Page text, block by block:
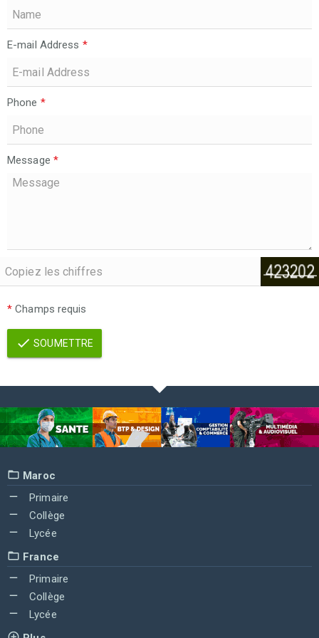
E-mail Address *
Phone *
Message *
* Champs requis
SOUMETTRE
Maroc
Primaire
Collège
Lycée
France
Primaire
Collège
Lycée